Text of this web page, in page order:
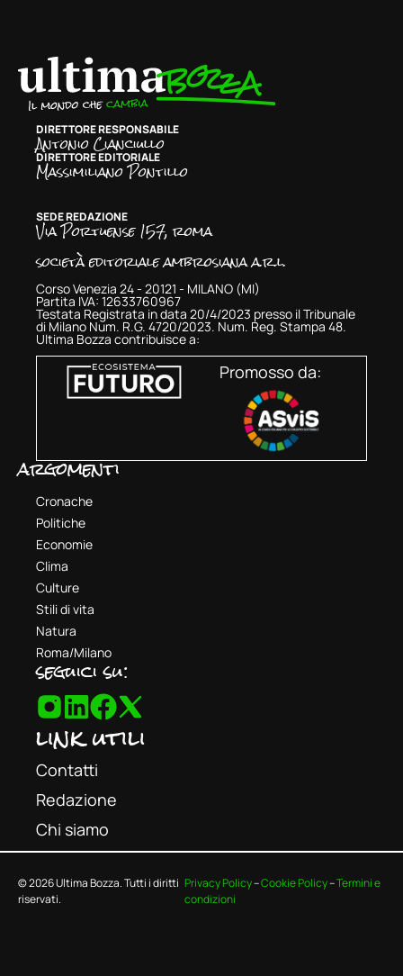
DIRETTORE RESPONSABILE
Antonio Cianciullo
DIRETTORE EDITORIALE
Massimiliano Pontillo
SEDE REDAZIONE
Via Portuense 157, roma
società editoriale ambrosiana a.r.l.
Corso Venezia 24 - 20121 - MILANO (MI)
Partita IVA: 12633760967
Testata Registrata in data 20/4/2023 presso il Tribunale
di Milano Num. R.G. 4720/2023. Num. Reg. Stampa 48.
Ultima Bozza contribuisce a:
Promosso da:
argomenti
Cronache
Politiche
Economie
Clima
Culture
Stili di vita
Natura
Roma/Milano
seguici su:
link utili
Contatti
Redazione
Chi siamo
© 2026 Ultima Bozza. Tutti i diritti
riservati.
Privacy Policy–Cookie Policy–Termini e
condizioni